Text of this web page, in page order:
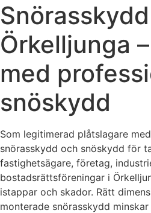
Örkelljunga
med
snöskydd
Som legitimerad plåtslagare
snörasskydd och snöskydd för
fastighetsägare, företag,
bostadsrättsföreningar i
istappar och skador. Rätt
monterade snörasskydd